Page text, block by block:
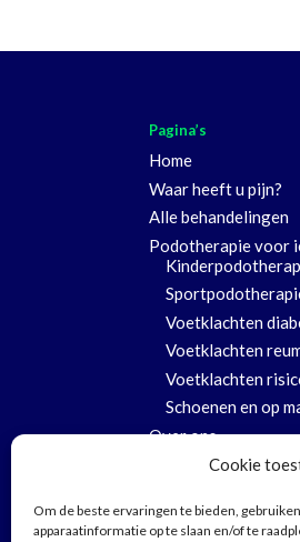
Cookie
Om de beste ervaringen te bieden,
apparaatinformatie op te slaan en/of te
Pagina’s
Home
Waar heeft u pijn?
Alle behandelingen
Podotherapie voor
Voetklachten
Voetklachten
Voetklachten
Schoenen en op
Over ons
Vergoedingen/
Blog